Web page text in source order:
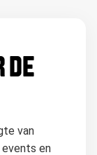
DE
van
events en